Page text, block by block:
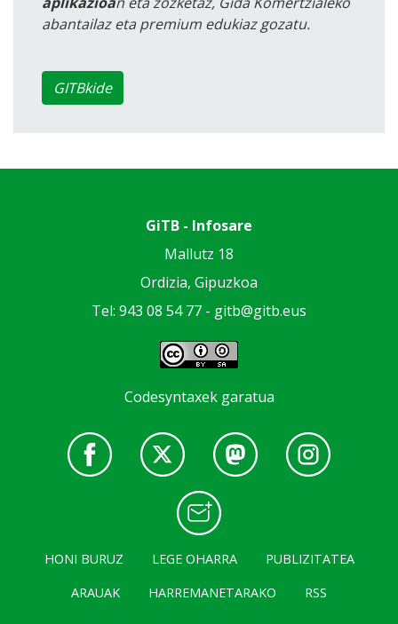
abantailaz eta premium edukiaz gozatu.
GITBkide
GiTB - Infosare
Mallutz 18
Ordizia, Gipuzkoa
Tel: 943 08 54 77 - gitb@gitb.eus
Codesyntaxek garatua
HONI BURUZ LEGE OHARRA
PUBLIZITATEA
ARAUAK
HARREMANETARAKO RSS